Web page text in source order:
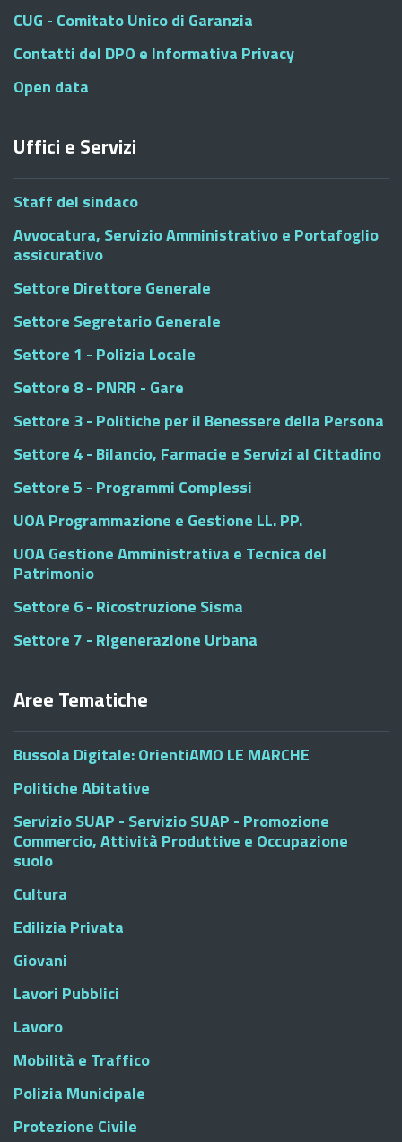
CUG - Comitato Unico di Garanzia
Contatti del DPO e Informativa Privacy
Open data
Uffici e Servizi
Staff del sindaco
Avvocatura, Servizio Amministrativo e Portafoglio
assicurativo
Settore Direttore Generale
Settore Segretario Generale
Settore 1 - Polizia Locale
Settore 8 - PNRR - Gare
Settore 3 - Politiche per il Benessere della Persona
Settore 4 - Bilancio, Farmacie e Servizi al Cittadino
Settore 5 - Programmi Complessi
UOA Programmazione e Gestione LL. PP.
UOA Gestione Amministrativa e Tecnica del
Patrimonio
Settore 6 - Ricostruzione Sisma
Settore 7 - Rigenerazione Urbana
Aree Tematiche
Bussola Digitale: OrientiAMO LE MARCHE
Politiche Abitative
Servizio SUAP - Servizio SUAP - Promozione
Commercio, Attività Produttive e Occupazione
suolo
Cultura
Edilizia Privata
Giovani
Lavori Pubblici
Lavoro
Mobilità e Traffico
Polizia Municipale
Protezione Civile